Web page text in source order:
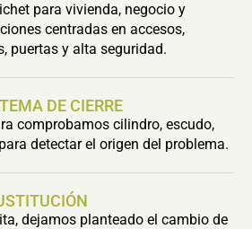
para vivienda, negocio y
centradas en accesos,
puertas y alta seguridad.
DE CIERRE
comprobamos cilindro, escudo,
detectar el origen del problema.
dejamos planteado el cambio de